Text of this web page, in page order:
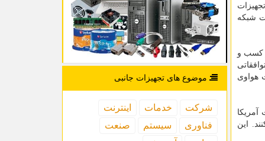
شبکه
از کسب و
هواوی
آمریکا
این
موضوع های تجهیزات جانبی
شركت خدمات
اینترنت
فناوری
سیستم
صنعت